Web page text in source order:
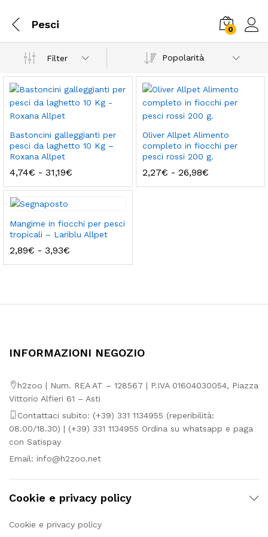
Pesci 0
Filter Popolarità
Bastoncini galleggianti per
pesci da laghetto 10 Kg –
Roxana Allpet
4,74€ - 31,19€
prezzo:
a
31,19€
Oliver Allpet Alimento
completo in fiocchi per
pesci rossi 200 g.
2,27€ - 26,98€Fascia
prezzo:
Mangime in fiocchi per pesci
tropicali – Lariblu Allpet
2,89€ - 3,93€
prezzo:
3,93€
INFORMAZIONI NEGOZIO
h2zoo | Num. REA AT – 128567 | P.IVA 01604030054, Piazza
Vittorio Alfieri 61 – Asti
Contattaci subito: (+39) 331 1134955 (reperibilità:
08.00/18.30) | (+39) 331 1134955 Ordina su whatsapp e paga
con Satispay
Email: info@h2zoo.net
Cookie e privacy policy
Cookie e privacy policy